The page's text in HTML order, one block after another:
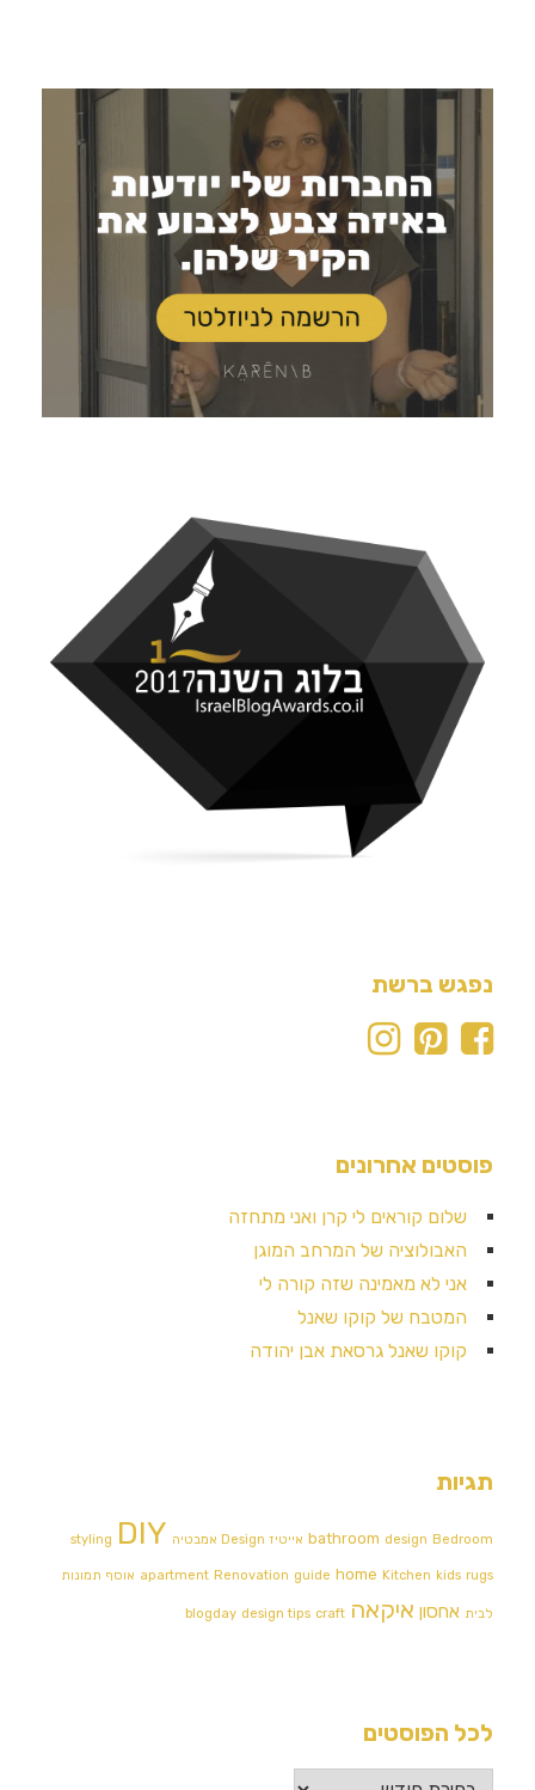
נפגש ברשת
פוסטים אחרונים
שלום קוראים לי קרן ואני מתחזה
האבולוציה של המרחב המוגן
אני לא מאמינה שזה קורה לי
המטבח של קוקו שאנל
קוקו שאנל גרסאת אבן יהודה
תגיות
bathroom design Bedroom אייטיז Design אמבטיה styling DIY
apartment Renovation guide home Kitchen kids rugs אוסף תמונות
לבית אחסון איקאה blogday design tips craft
לכל הפוסטים
לכל